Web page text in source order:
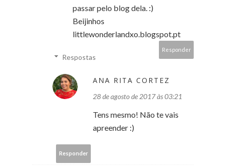
passar pelo blog dela. :)
Beijinhos
littlewonderlandxo.blogspot.pt
Responder
Respostas
ANA RITA CORTEZ
28 de agosto de 2017 às 03:21
Tens mesmo! Não te vais
apreender :)
Responder